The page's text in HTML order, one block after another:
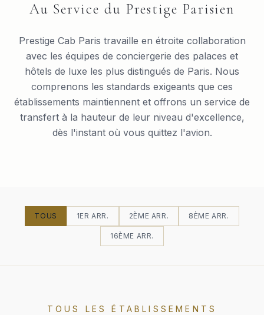
Au Service du Prestige Parisien
Prestige Cab Paris travaille en étroite collaboration
avec les équipes de conciergerie des palaces et
hôtels de luxe les plus distingués de Paris. Nous
comprenons les standards exigeants que ces
établissements maintiennent et offrons un service de
transfert à la hauteur de leur niveau d'excellence,
dès l'instant où vous quittez l'avion.
TOUS 1ER ARR. 2ÈME ARR. 8ÈME ARR.
16ÈME ARR.
TOUS LES ÉTABLISSEMENTS